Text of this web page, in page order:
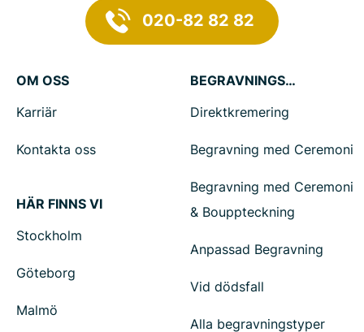
020-82 82 82
OM OSS
Karriär
Kontakta oss
HÄR FINNS VI
Stockholm
Göteborg
Malmö
BEGRAVNINGSTJÄNSTER
Direktkremering
Begravning med Ceremoni
Begravning med Ceremoni
& Bouppteckning
Anpassad Begravning
Vid dödsfall
Alla begravningstyper